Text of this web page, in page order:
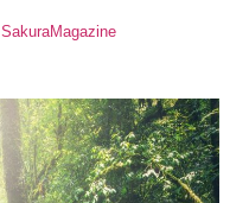
SakuraMagazine